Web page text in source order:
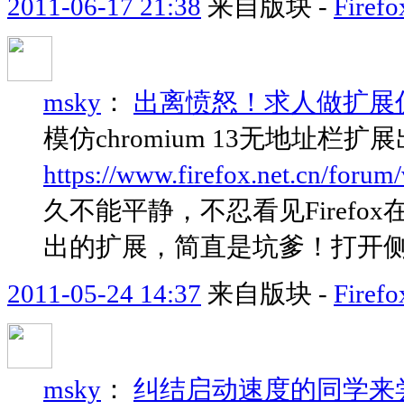
2011-06-17 21:38 来自版块 -
msky ： 出离愤怒！求人做扩展
模仿chromium 13无地址栏扩
https://www.firefox.net.cn/
久不能平静，不忍看见Firefox
出的扩展，简直是坑爹！打开
2011-05-24 14:37 来自版块 -
msky ： 纠结启动速度的同学来